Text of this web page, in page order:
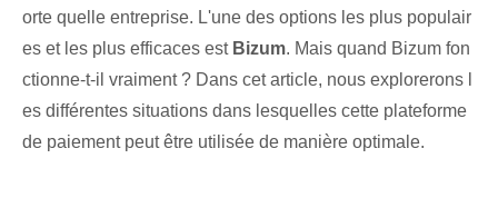
orte quelle entreprise. L'une des options les plus populair
es et les plus efficaces est Bizum. Mais quand Bizum fon
ctionne-t-il vraiment ? Dans cet article, nous explorerons l
es différentes situations dans lesquelles cette plateforme
de paiement peut être utilisée de manière optimale.